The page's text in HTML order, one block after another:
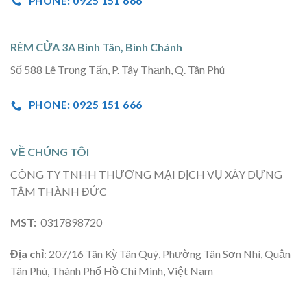
RÈM CỬA 3A Bình Tân, Bình Chánh
Số 588 Lê Trọng Tấn, P. Tây Thạnh, Q. Tân Phú
PHONE: 0925 151 666
VỀ CHÚNG TÔI
CÔNG TY TNHH THƯƠNG MẠI DỊCH VỤ XÂY DỰNG
TÂM THÀNH ĐỨC
MST: 0317898720
Địa chỉ: 207/16 Tân Kỳ Tân Quý, Phường Tân Sơn Nhì, Quận
Tân Phú, Thành Phố Hồ Chí Minh, Việt Nam